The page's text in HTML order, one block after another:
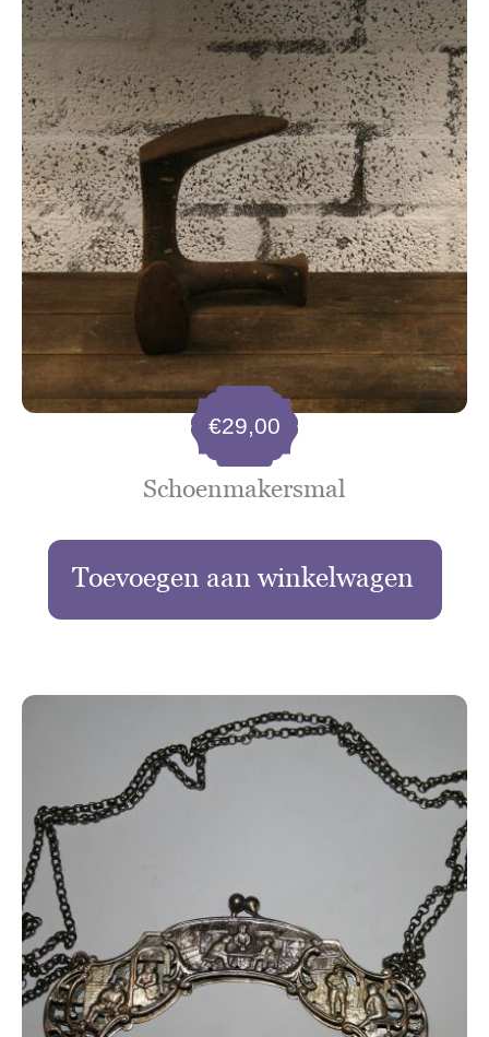
Schoenmakersmal
€29,00
Toevoegen aan winkelwagen